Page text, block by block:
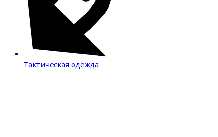
Тактическая одежда